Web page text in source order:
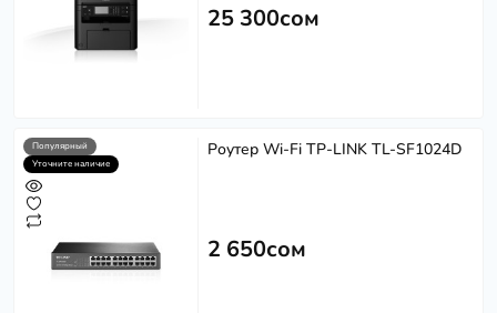
25 300сом
Популярный
Уточните наличие
Роутер Wi-Fi TP-LINK TL-SF1024D
2 650сом